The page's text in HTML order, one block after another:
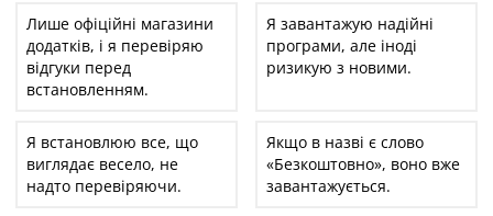
Лише офіційні магазини
додатків, і я перевіряю
відгуки перед
встановленням.
Я завантажую надійні
програми, але іноді
ризикую з новими.
Я встановлюю все, що
виглядає весело, не
надто перевіряючи.
Якщо в назві є слово
«Безкоштовно», воно вже
завантажується.